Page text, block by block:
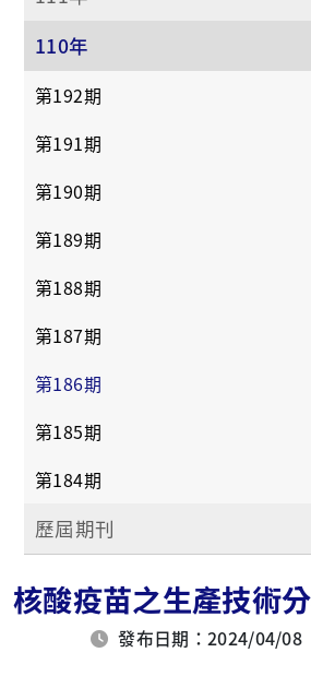
110年
第192期
第191期
第190期
第189期
第188期
第187期
第186期
第185期
第184期
歷屆期刊
核酸疫苗之生產技術
發布日期：2024/04/08